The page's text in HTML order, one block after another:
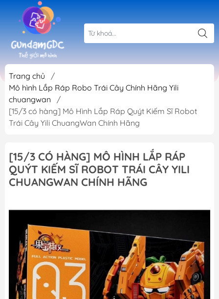
Trang chủ
/
Mô hình Lắp Ráp Robo Trái Cây Chính Hãng Yili
chuangwan
/
[15/3 có hàng] Mô Hình Lắp Ráp Quýt Kiếm Sĩ Robot
Trái Cây Yili ChuangWan Chính Hãng
[15/3 CÓ HÀNG] MÔ HÌNH LẮP RÁP
QUÝT KIẾM SĨ ROBOT TRÁI CÂY YILI
CHUANGWAN CHÍNH HÃNG